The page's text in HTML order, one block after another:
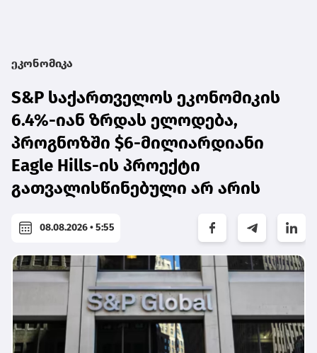
ეკონომიკა
S&P საქართველოს ეკონომიკის
6.4%-იან ზრდას ელოდება,
პროგნოზში $6-მილიარდიანი
Eagle Hills-ის პროექტი
გათვალისწინებული არ არის
08.08.2026 • 5:55